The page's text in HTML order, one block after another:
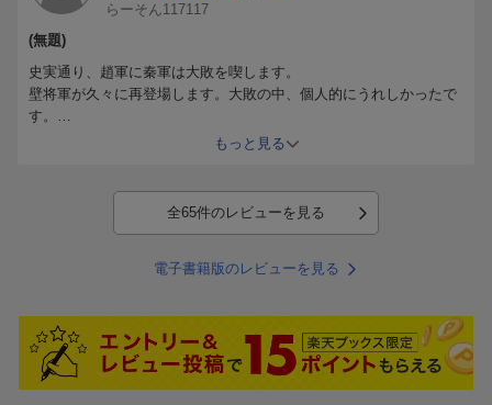
覚悟がある」
これこそ、皆さんが知っている「始皇帝」です
案外、若い頃は清廉潔白だったとか
そんな歴史書もあるくらい
信憑性薄いような気もしますが
歴史に関係ないところでは、壁と糸凌が生きてて良かった
時代考証的にほぼ有り得ない話ではありますがｗ
でもこの漫画では必要なシーンかな、と
個人的思って応援してます
らーそん117117
(無題)
史実通り、趙軍に秦軍は大敗を喫します。
壁将軍が久々に再登場します。大敗の中、個人的にうれしかったで
す。
人材枯渇理由の昇格で大将軍にまた近づきました。
もっと見る
全65件のレビューを見る
電子書籍版のレビューを見る